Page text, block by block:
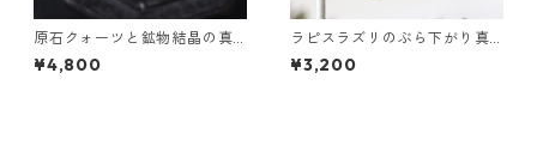
原石クォーツと鉱物結晶の真
鍮幅広イヤーカフ
¥4,800
ラピスラズリのぶら下がり真
鍮イヤーカフ
¥3,200